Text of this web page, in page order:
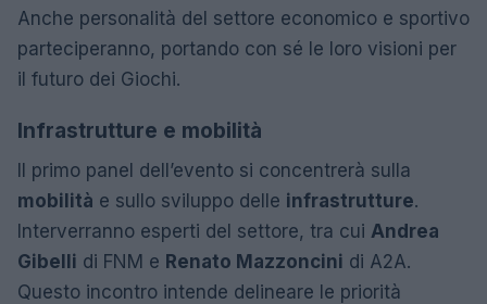
Anche personalità del settore economico e sportivo
parteciperanno, portando con sé le loro visioni per
il futuro dei Giochi.
Infrastrutture e mobilità
Il primo panel dell’evento si concentrerà sulla
mobilità e sullo sviluppo delle infrastrutture.
Interverranno esperti del settore, tra cui Andrea
Gibelli di FNM e Renato Mazzoncini di A2A.
Questo incontro intende delineare le priorità